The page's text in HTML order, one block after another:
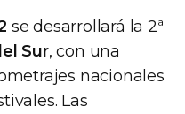
se desarrollará la 2ª
Sur, con una
nacionales
Las